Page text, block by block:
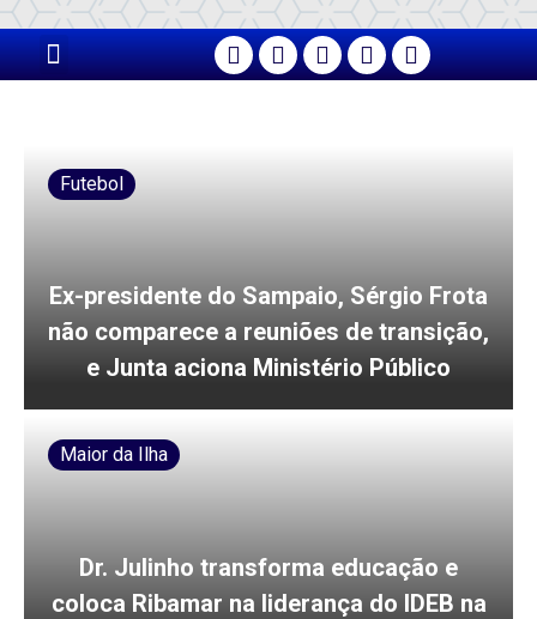
Futebol
Ex-presidente do Sampaio, Sérgio Frota
não comparece a reuniões de transição,
e Junta aciona Ministério Público
Maior da Ilha
Dr. Julinho transforma educação e
coloca Ribamar na liderança do IDEB na